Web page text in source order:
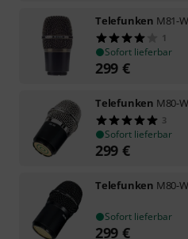
Telefunken M81-
1
Sofort lieferbar
299 €
Telefunken M80-
3
Sofort lieferbar
299 €
Telefunken M80-
Sofort lieferbar
299 €